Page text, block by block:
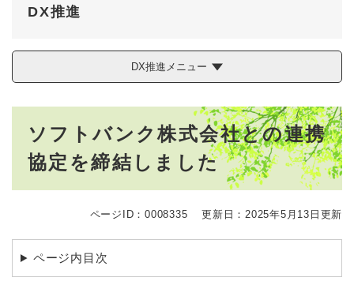
g
e
s
DX推進
DX推進メニュー
ソフトバンク株式会社との連携
協定を締結しました
ページID：0008335 更新日：2025年5月13日更新
ページ内目次